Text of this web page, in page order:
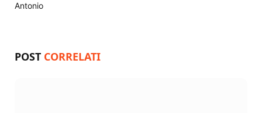
Antonio
POST CORRELATI